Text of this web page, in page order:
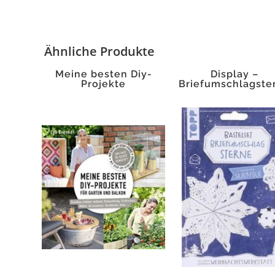
Ähnliche Produkte
Meine besten Diy-
Projekte
Display –